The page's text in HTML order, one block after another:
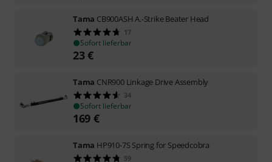
Tama CB900ASH A.-Strike Beater Head
17
Sofort lieferbar
23€
Tama CNR900 Linkage Drive Assembly
34
Sofort lieferbar
169 €
Tama HP910-7S Spring for Speedcobra
59